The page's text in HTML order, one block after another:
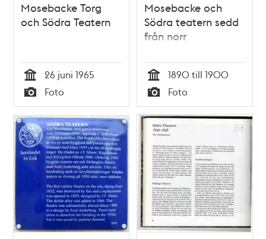
Mosebacke Torg
och Södra Teatern
Tid
26 juni 1965
Typ
Foto
Mosebacke och
Södra teatern sedd
från norr
Tid
1890 till 1900
Typ
Foto